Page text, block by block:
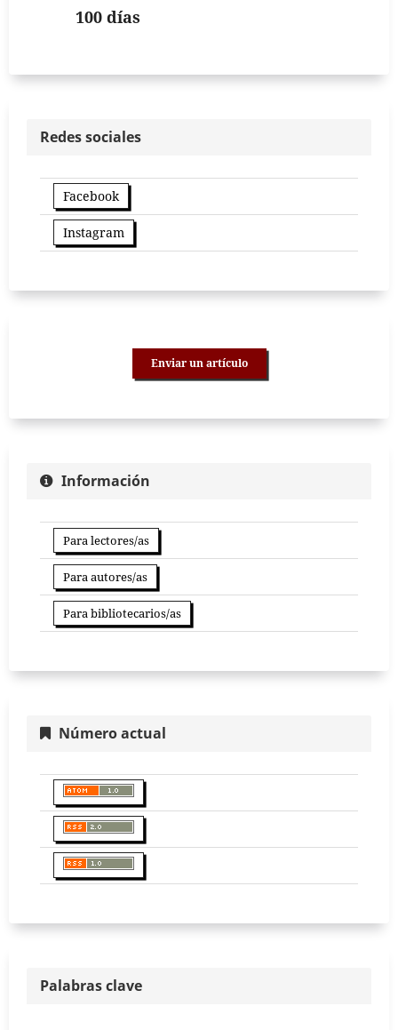
100 días
Redes sociales
Facebook
Instagram
Enviar un artículo
Información
Para lectores/as
Para autores/as
Para bibliotecarios/as
Número actual
Palabras clave